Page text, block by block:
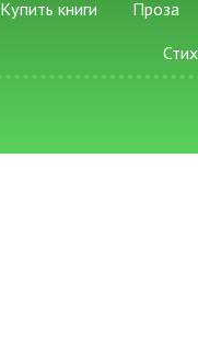
Купить книги
Проза